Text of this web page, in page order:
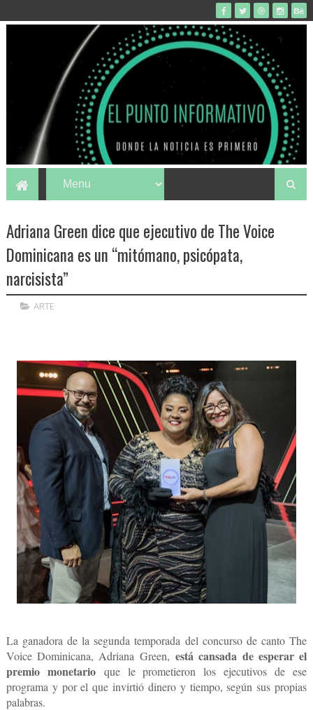
Adriana Green dice que ejecutivo de The Voice
Dominicana es un “mitómano, psicópata,
narcisista”
ARTE
La ganadora de la segunda temporada del concurso de canto The
Voice Dominicana, Adriana Green, está cansada de esperar el
premio monetarioque le prometieron los ejecutivos de ese
programa y por el que invirtió dinero y tiempo, según sus propias
palabras.